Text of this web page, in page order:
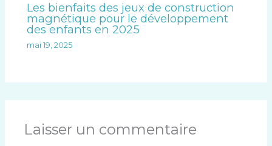
Les bienfaits des jeux de construction
magnétique pour le développement
des enfants en 2025
mai 19, 2025
Laisser un commentaire